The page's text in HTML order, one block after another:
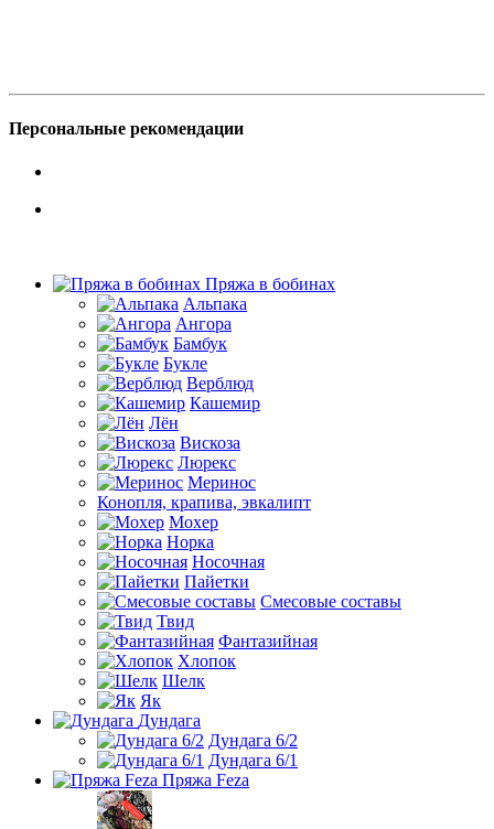
Персональные рекомендации
Пряжа в бобинах
Альпака
Ангора
Бамбук
Букле
Верблюд
Кашемир
Лён
Вискоза
Люрекс
Меринос
Конопля, крапива, эвкалипт
Мохер
Норка
Носочная
Пайетки
Смесовые составы
Твид
Фантазийная
Хлопок
Шелк
Як
Дундага
Дундага 6/2
Дундага 6/1
Пряжа Feza